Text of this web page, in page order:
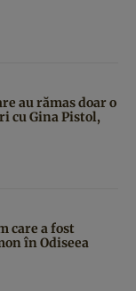
au rămas doar o
cu Gina Pistol,
care a fost
în Odiseea